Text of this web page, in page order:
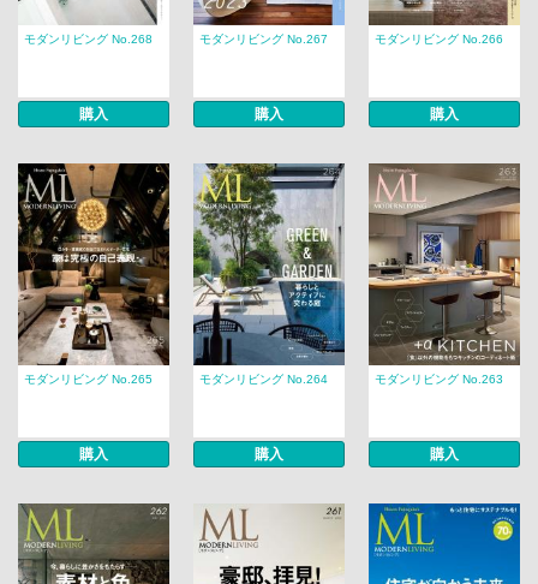
モダンリビング No.268
購入
モダンリビング No.267
購入
モダンリビング No.266
購入
モダンリビング No.265
購入
モダンリビング No.264
購入
モダンリビング No.263
購入